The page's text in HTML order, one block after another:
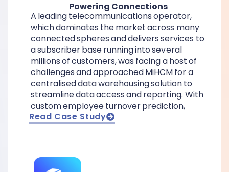
Powering Connections
A leading telecommunications operator,
which dominates the market across many
connected spheres and delivers services to
a subscriber base running into several
millions of customers, was facing a host of
challenges and approached MiHCM for a
centralised data warehousing solution to
streamline data access and reporting. With
custom employee turnover prediction,
Read Case Study